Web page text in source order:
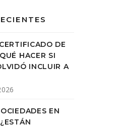
DE
HACER SI
INCLUIR A
EN